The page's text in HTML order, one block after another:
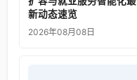
新动态速览
2026年08月08日